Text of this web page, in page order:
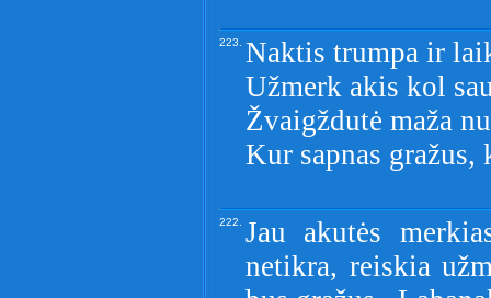
223. Naktis trumpa ir
Užmerk akis kol
Žvaigždutė maža
Kur sapnas
222. Jau akutės
netikra, reiskia